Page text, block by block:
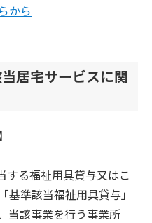
から
居宅サービスに関
する福祉用具貸与又はこ
準該当福祉用具貸与」
当該事業を行う事業所